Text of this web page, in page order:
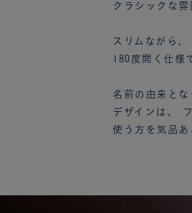
クラシックな雰
スリムながら、
180度開く仕様
名前の由来とな
デザインは、
使う方を気品あ